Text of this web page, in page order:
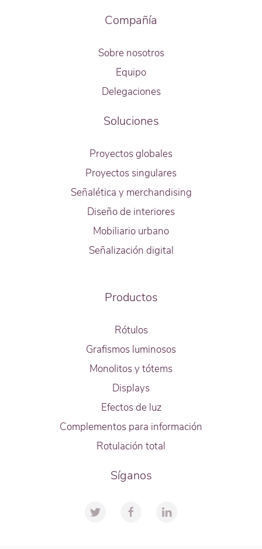
Compañía
Sobre nosotros
Equipo
Delegaciones
Soluciones
Proyectos globales
Proyectos singulares
Señalética y merchandising
Diseño de interiores
Mobiliario urbano
Señalización digital
Productos
Rótulos
Grafismos luminosos
Monolitos y tótems
Displays
Efectos de luz
Complementos para información
Rotulación total
Síganos